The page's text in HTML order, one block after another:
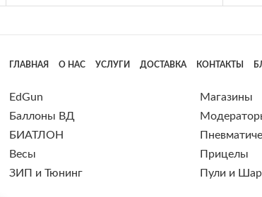
ГЛАВНАЯ О НАС УСЛУГИ ДОСТАВКА КОНТАКТЫ
EdGun
Баллоны ВД
БИАТЛОН
Весы
ЗИП и Тюнинг
Магазины
Прицелы
Пули и